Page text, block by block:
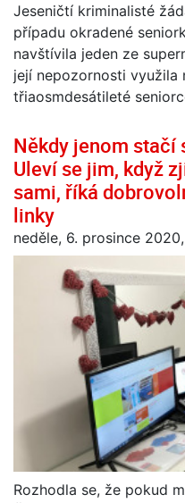
Jeseničtí kriminalisté
případu okradené
navštívila jeden ze
její nepozornosti využila
třiaosmdesátileté
Někdy jenom stačí
Uleví se jim, když
sami, říká
linky
neděle, 6. prosince 2020,
Rozhodla se, že pokud